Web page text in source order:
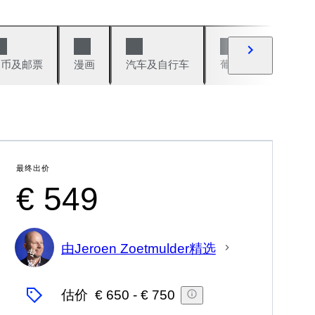
及邮票 漫画 汽车及自行车 葡萄酒及烈性酒
最终出价
€ 549
专
家
由Jeroen Zoetmulder精选
估价 € 650 - € 750